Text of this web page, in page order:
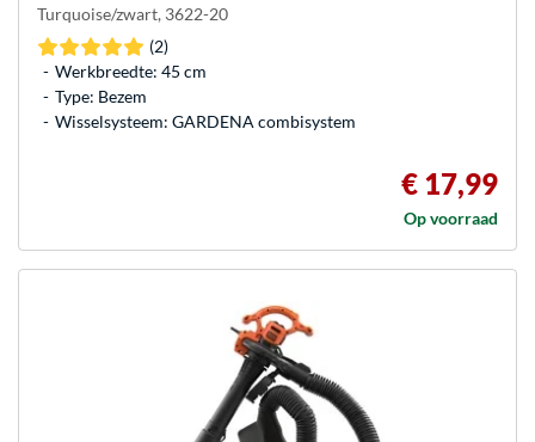
Turquoise/zwart, 3622-20
(2)
Werkbreedte: 45 cm
Type: Bezem
Wisselsysteem: GARDENA combisystem
€ 17,99
Op voorraad